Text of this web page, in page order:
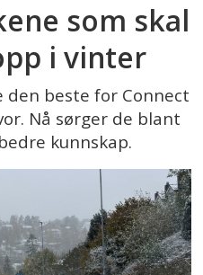
som skal
i vinter
den beste for Connect
Nå sørger de blant
kunnskap.